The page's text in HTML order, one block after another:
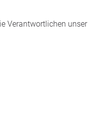
Verantwortlichen unser